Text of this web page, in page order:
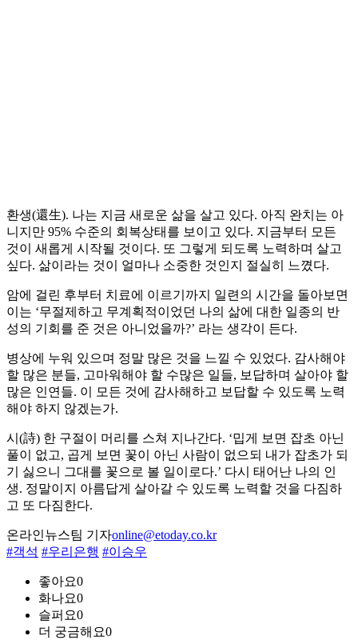
환생(還生). 나는 지금 새로운 삶을 살고 있다. 아직 완치는 아
니지만 95% 수준의 회복상태를 보이고 있다. 지금부터 모든
것이 새롭게 시작될 것이다. 또 그렇게 되도록 노력하며 살고
싶다. 삶이라는 것이 얼마나 소중한 것인지 절실히 느꼈다.
암에 걸린 후부터 치료에 이르기까지 일련의 시간을 돌아보면
이는 ‘무절제하고 무계획적이었던 나의 삶에 대한 일종의 반
성의 기회를 준 것은 아니었을까?’ 라는 생각이 든다.
병상에 누워 있으며 정말 많은 것을 느낄 수 있었다. 감사해야
할 많은 분들, 고마워해야 할 수많은 일들, 보답하며 살아야 할
많은 인연들. 이 모든 것에 감사해하고 보답할 수 있도록 노력
해야 하지 않겠는가.
시(詩) 한 구절이 머리를 스쳐 지나간다. ‘밉게 보면 잡초 아닌
풀이 없고, 곱게 보면 꽃이 아닌 사람이 없으되 내가 잡초가 되
기 싫으니 그대를 꽃으로 볼 일이로다.’ 다시 태어난 나의 인
생. 정말이지 아름답게 살아갈 수 있도록 노력할 것을 다짐하
고 또 다짐한다.
온라인뉴스팀 기자online@etoday.co.kr
#객석 #우리은행 #이승우
좋아요0
화나요0
슬퍼요0
더 궁금해요0